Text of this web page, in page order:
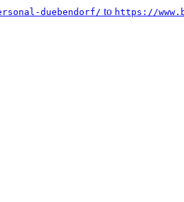
duebendorf/ to https://